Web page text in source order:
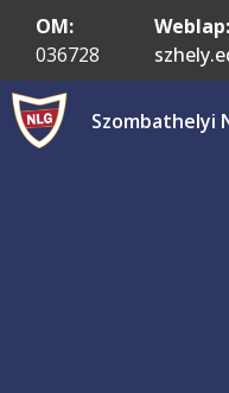
OM:
036728
Weblap:
Szombathelyi